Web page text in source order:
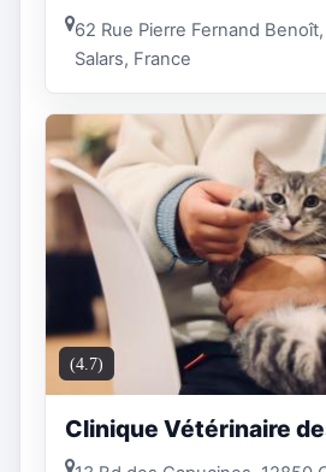
62 Rue Pierre Fernand
Salars, France
(4.7)
Clinique Vétérinaire